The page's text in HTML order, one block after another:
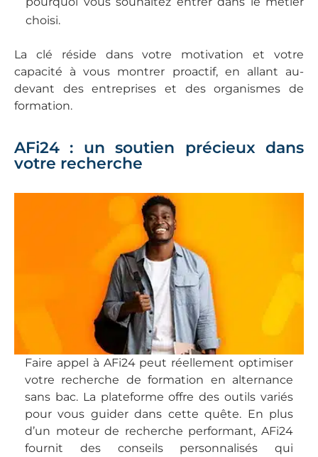
choisi.
La clé réside dans votre motivation et votre
capacité à vous montrer proactif, en allant au-
devant des entreprises et des organismes de
formation.
AFi24 : un soutien précieux dans
votre recherche
Faire appel à AFi24 peut réellement optimiser
votre recherche de formation en alternance
sans bac. La plateforme offre des outils variés
pour vous guider dans cette quête. En plus
d’un moteur de recherche performant, AFi24
fournit des conseils personnalisés qui